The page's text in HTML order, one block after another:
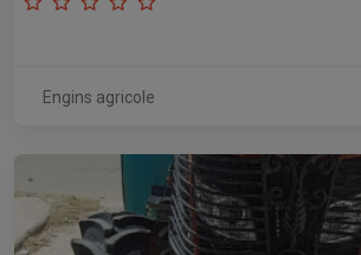
Engins agricole